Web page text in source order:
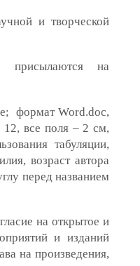
и творческой
на
формат Word.doc,
все поля – 2 см,
табуляции,
возраст автора
перед названием
на открытое и
и изданий
на произведения,